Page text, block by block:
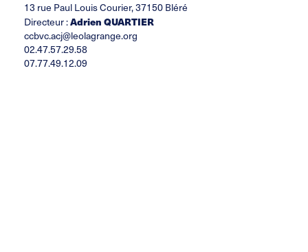
13 rue Paul Louis Courier, 37150 Bléré
Directeur :Adrien QUARTIER
ccbvc.acj@leolagrange.org
02.47.57.29.58
07.77.49.12.09